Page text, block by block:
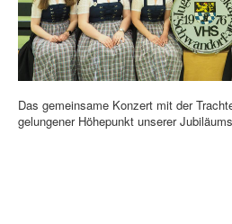
Das gemeinsame Konzert mit der
gelungener Höhepunkt unserer